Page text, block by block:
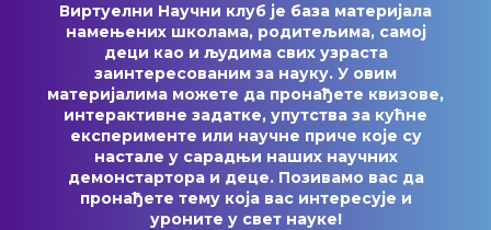
Виртуелни Научни клуб је база материјала
намењених школама, родитељима, самој
деци као и људима свих узраста
заинтересованим за науку. У овим
материјалима можете да пронађете квизове,
интерактивне задатке, упутства за кућне
експерименте или научне приче које су
настале у сарадњи наших научних
демонстартора и деце. Позивамо вас да
пронађете тему која вас интересује и
уроните у свет науке!